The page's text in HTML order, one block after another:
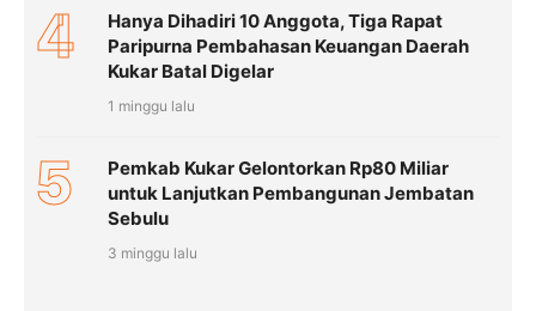
4
Hanya Dihadiri 10 Anggota, Tiga Rapat
Paripurna Pembahasan Keuangan Daerah
Kukar Batal Digelar
1 minggu lalu
5
Pemkab Kukar Gelontorkan Rp80 Miliar
untuk Lanjutkan Pembangunan Jembatan
Sebulu
3 minggu lalu